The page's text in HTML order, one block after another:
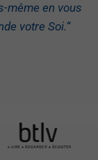
même en vous
votre Soi.“